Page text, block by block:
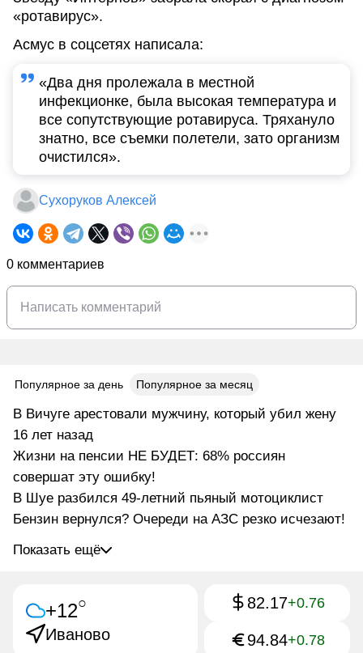
«ротавирус».
Асмус в соцсетях написала:
«Два дня пролежала в местной
инфекционке, была высокая температура и
все сопутствующие ротавируса. Тряхануло
знатно, все съемки полетели, зато организм
очистился».
Сухоруков Алексей
0 комментариев
Популярное за день Популярное за месяц
В Вичуге арестовали мужчину, который убил жену
16 лет назад
Жизни на пенсии НЕ БУДЕТ: 68% россиян
совершат эту ошибку!
В Шуе разбился 49-летний пьяный мотоциклист
Бензин вернулся? Очереди на АЗС резко исчезают!
Показать ещё
+12○
Иваново
82.17+0.76
94.84+0.78